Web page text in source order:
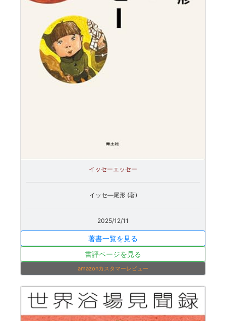
イッセーエッセー
イッセ―尾形 (著)
2025/12/11
著書一覧を見る
書評ページを見る
amazonカスタマーレビュー